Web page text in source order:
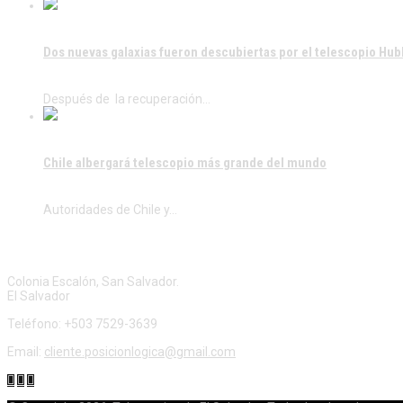
Dos nuevas galaxias fueron descubiertas por el telescopio
Después de la recuperación…
Chile albergará telescopio más grande del mundo
Autoridades de Chile y…
Colonia Escalón, San Salvador.
El Salvador
Teléfono: +503 7529-3639
Email: cliente.posicionlogica@gmail.com